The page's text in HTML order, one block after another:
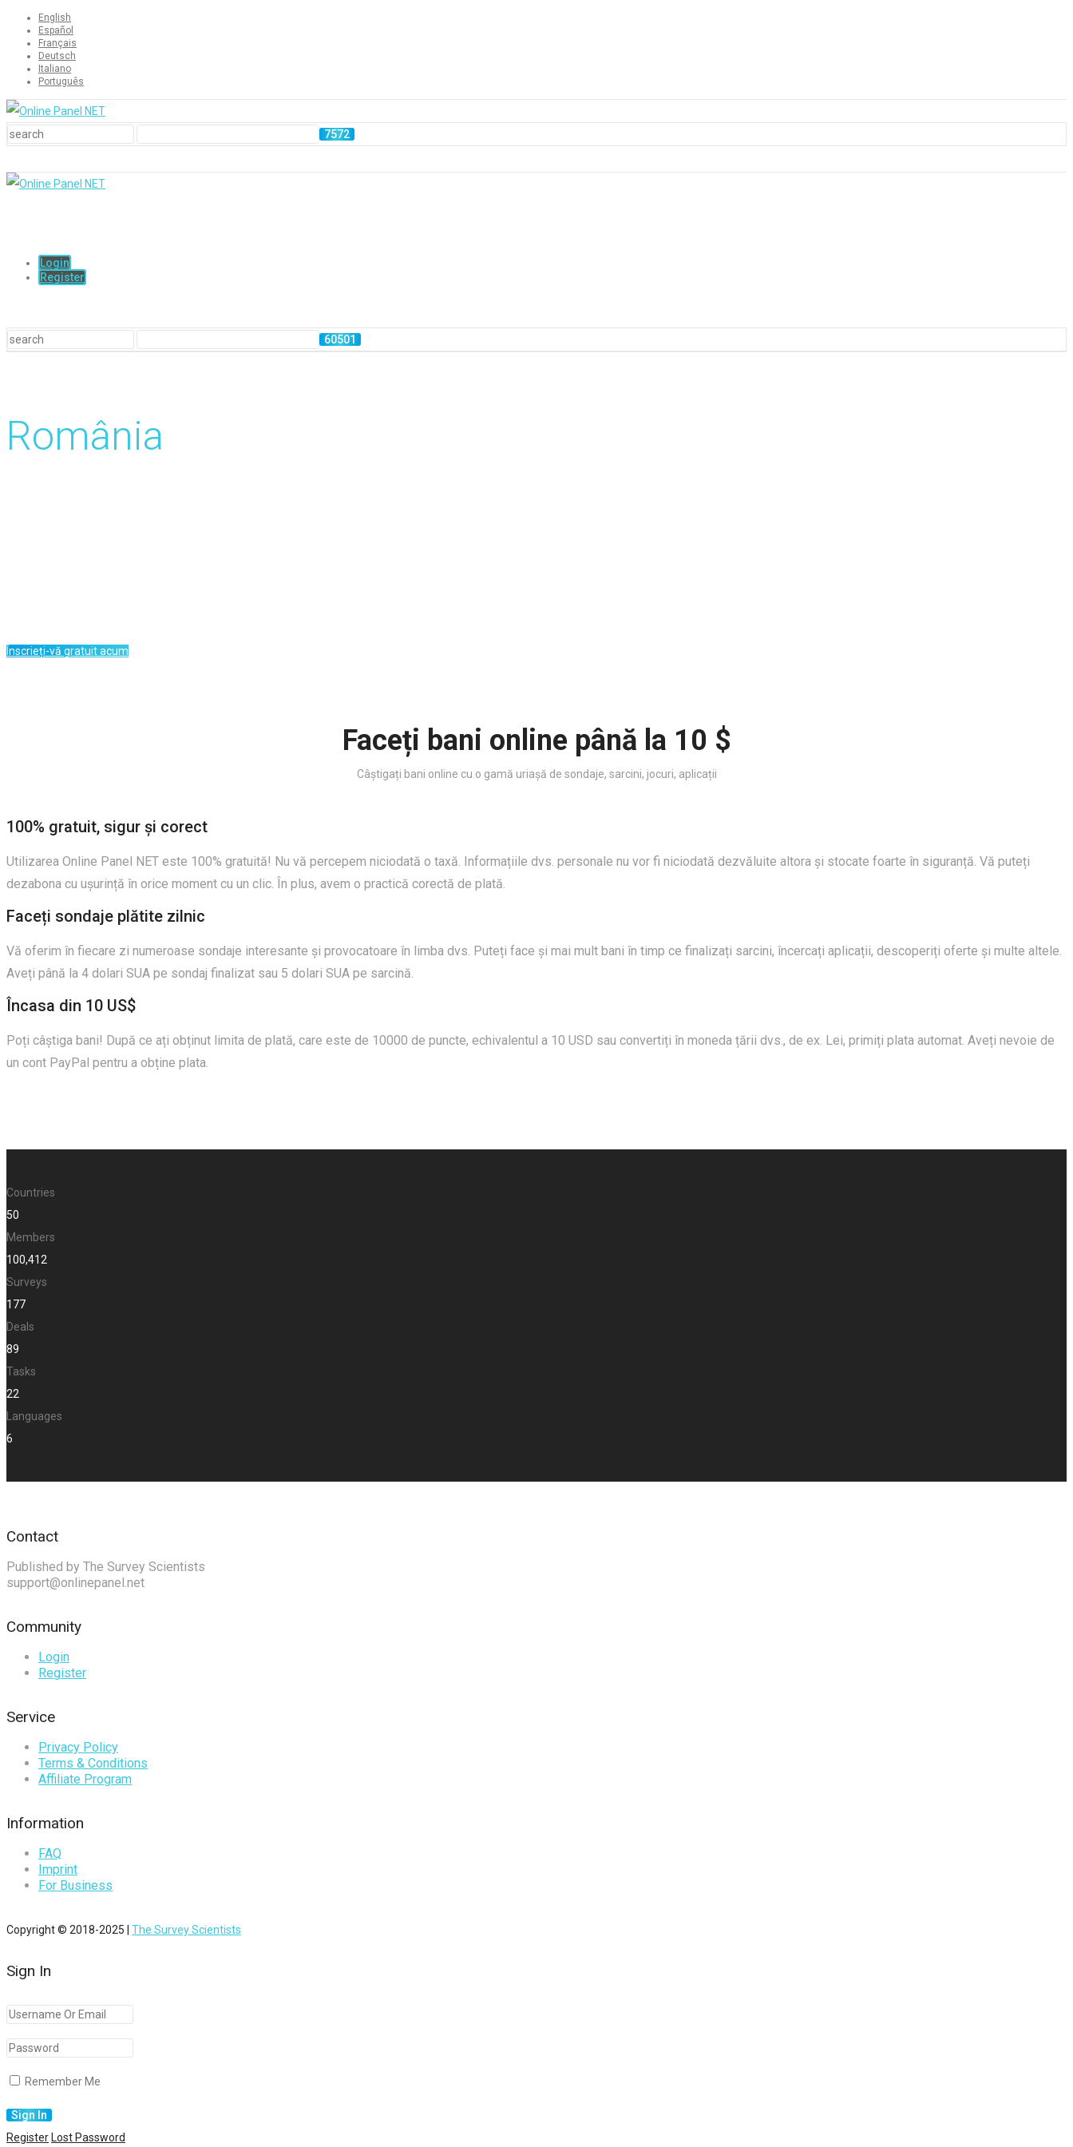
English
Español
Français
Deutsch
Italiano
Português
Login
Register
România
Înscrieți-vă gratuit acum
Faceți bani online până la 10 $
Câștigați bani online cu o gamă uriașă de sondaje, sarcini, jocuri, aplicații
100% gratuit, sigur și corect
Utilizarea Online Panel NET este 100% gratuită! Nu vă percepem niciodată o taxă. Informațiile dvs. personale nu vor fi niciodată dezvăluite altora și stocate foarte în siguranță. Vă puteți
dezabona cu ușurință în orice moment cu un clic. În plus, avem o practică corectă de plată.
Faceți sondaje plătite zilnic
Vă oferim în fiecare zi numeroase sondaje interesante și provocatoare în limba dvs. Puteți face și mai mult bani în timp ce finalizați sarcini, încercați aplicații, descoperiți oferte și multe altele.
Aveți până la 4 dolari SUA pe sondaj finalizat sau 5 dolari SUA pe sarcină.
Încasa din 10 US$
Poți câștiga bani! După ce ați obținut limita de plată, care este de 10000 de puncte, echivalentul a 10 USD sau convertiți în moneda țării dvs., de ex. Lei, primiți plata automat. Aveți nevoie de
un cont PayPal pentru a obține plata.
Countries
50
Members
100,412
Surveys
177
Deals
89
Tasks
22
Languages
6
Contact
Published by The Survey Scientists
support@onlinepanel.net
Community
Login
Register
Service
Privacy Policy
Terms & Conditions
Affiliate Program
Information
FAQ
Imprint
For Business
Copyright © 2018-2025 | The Survey Scientists
Sign In
Remember Me
Register Lost Password